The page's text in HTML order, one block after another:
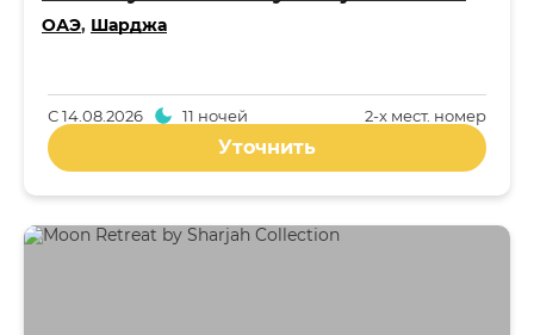
ОАЭ, Шарджа
2-x мест. номер
С14.08.2026 11 ночей
Уточнить